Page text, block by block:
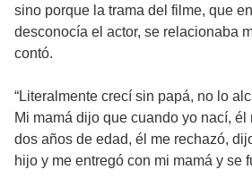
sino porque la trama del filme, que
desconocía el actor, se relacionaba
contó.
“Literalmente crecí sin papá, no lo
Mi mamá dijo que cuando yo nací,
dos años de edad, él me rechazó,
hijo y me entregó con mi mamá y se